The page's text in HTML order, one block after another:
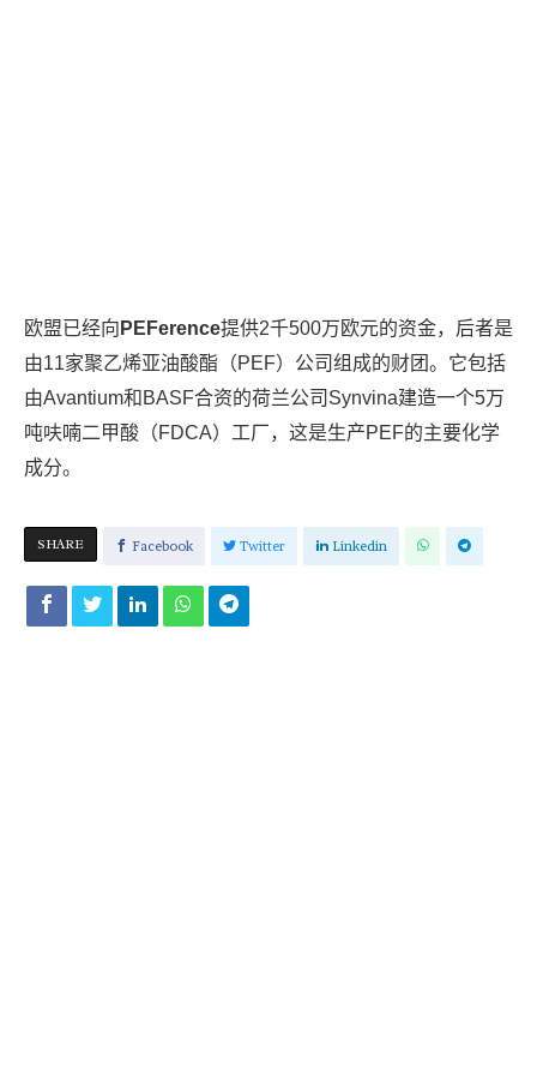
欧盟已经向 PEFerence提供2千500万欧元的资金，后者是
由11家聚乙烯亚油酸酯（PEF）公司组成的财团。它包括
由Avantium和BASF合资的荷兰公司Synvina建造一个5万
吨呋喃二甲酸（FDCA）工厂，这是生产PEF的主要化学
成分。
SHARE Facebook Twitter Linkedin